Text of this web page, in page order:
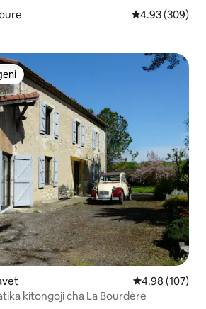
Ukadiriaji wa
4.93 (309)
Ukadiriaji wa
4.98 (107)
kitongoji cha La Bourdère